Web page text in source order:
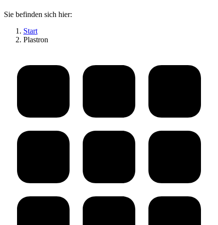
Sie befinden sich hier:
Start
Plastron